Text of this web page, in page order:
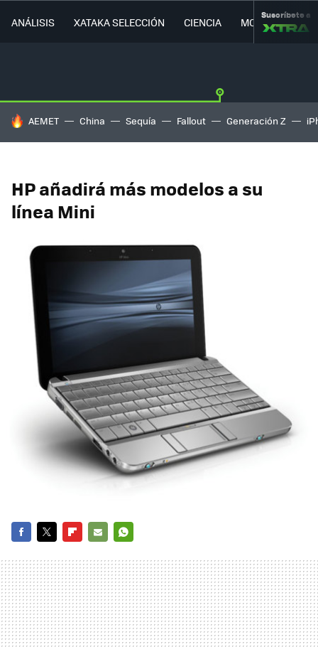
ANÁLISIS XATAKA SELECCIÓN CIENCIA MOVILIDAD
Suscríbete a
HOY SE HABLA DE
AEMET China Sequía Fallout Generación Z
HP añadirá más modelos a su
línea Mini
MAIL